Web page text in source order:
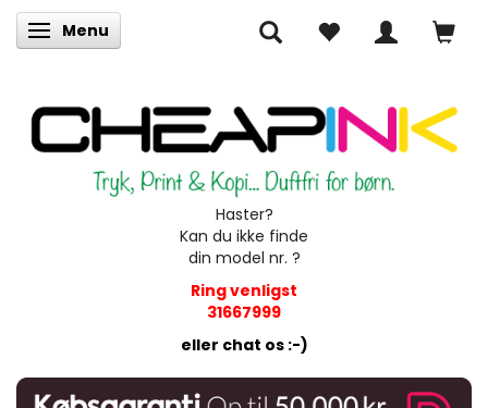
Skifte navigation
Menu
Haster?
Kan du ikke finde
din model nr. ?
Ring venligst
31667999
eller chat os :-)